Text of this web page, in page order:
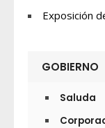
Exposición
GOBIERNO
Saluda